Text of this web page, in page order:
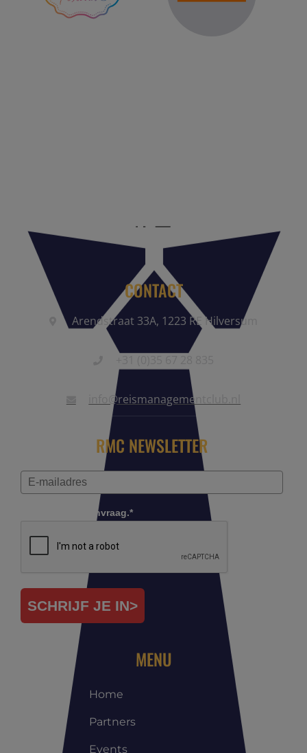
CONTACT
Arendstraat 33A, 1223 RE Hilversum
info@reismanagementclub.nl
RMC NEWSLETTER
Controleer je aanvraag.*
SCHRIJF JE IN>
MENU
Home
Partners
Events